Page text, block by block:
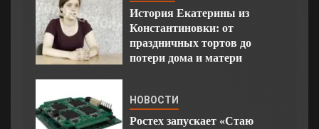
История Екатерины из
Константиновки: от
праздничных тортов до
потери дома и матери
НОВОСТИ
Ростех запускает «Стаю